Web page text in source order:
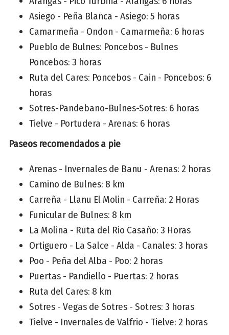
Asiego - Peña Blanca - Asiego: 5 horas
Camarmeña - Ondon - Camarmeña: 6 horas
Pueblo de Bulnes: Poncebos - Bulnes
Poncebos: 3 horas
Ruta del Cares: Poncebos - Cain - Poncebos: 6
horas
Sotres-Pandebano-Bulnes-Sotres: 6 horas
Tielve - Portudera - Arenas: 6 horas
Paseos recomendados a pie
Arenas - Invernales de Banu - Arenas: 2 horas
Camino de Bulnes: 8 km
Carreña - Llanu El Molin - Carreña: 2 Horas
Funicular de Bulnes: 8 km
La Molina - Ruta del Rio Casaño: 3 Horas
Ortiguero - La Salce - Alda - Canales: 3 horas
Poo - Peña del Alba - Poo: 2 horas
Puertas - Pandiello - Puertas: 2 horas
Ruta del Cares: 8 km
Sotres - Vegas de Sotres - Sotres: 3 horas
Tielve - Invernales de Valfrio - Tielve: 2 horas